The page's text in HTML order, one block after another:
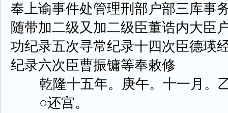
奉上谕事件处管理刑部户部三库事
随带加二级又加二级臣董诰内大臣
功纪录五次寻常纪录十四次臣德瑛
纪录六次臣曹振镛等奉敕修
乾隆十五年。庚午。十一月。
○还宫。